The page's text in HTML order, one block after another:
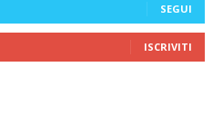
SEGUI
ISCRIVITI